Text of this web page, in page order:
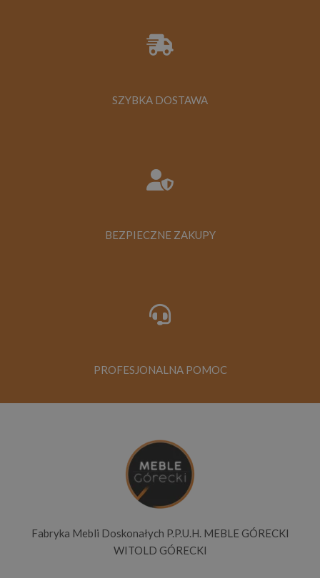
SZYBKA DOSTAWA
BEZPIECZNE ZAKUPY
PROFESJONALNA POMOC
Fabryka Mebli Doskonałych P.P.U.H. MEBLE GÓRECKI
WITOLD GÓRECKI